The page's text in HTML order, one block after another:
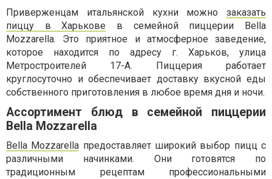
Приверженцам итальянской кухни можно заказать
пиццу в Харькове в семейной пиццерии Bella
Mozzarella. Это приятное и атмосферное заведение,
которое находится по адресу г. Харьков, улица
Метростроителей 17-А. Пиццерия работает
круглосуточно и обеспечивает доставку вкусной еды
собственного приготовления в любое время дня и ночи.
Ассортимент блюд в семейной пиццерии
Bella Mozzarella
Bella Mozzarella предоставляет широкий выбор пицц с
различными начинками. Они готовятся по
традиционным рецептам профессиональными